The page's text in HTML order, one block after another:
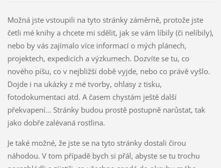
Možná jste vstoupili na tyto stránky záměrně, protože jste
četli mé knihy a chcete mi sdělit, jak se vám líbily (či nelíbily),
nebo by vás zajímalo více informací o mých plánech,
projektech, expedicích a výzkumech. Dozvíte se tu, co
nového píšu, co v nejbližší době vyjde, nebo co právě vyšlo.
Dojde i na ukázky z mé tvorby, ohlasy z tisku,
fotodokumentaci atd. A časem chystám ještě další
překvapení... Stránky budou prostě postupně narůstat, tak
jako dobře zalévaná rostlina.
Je také možné, že jste se na tyto stránky dostali čirou
náhodou. V tom případě bych si přál, abyste se tu trochu